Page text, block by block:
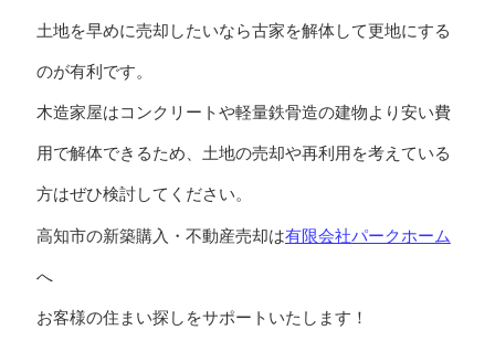
土地を早めに売却したいなら古家を解体して更地にする
のが有利です。
木造家屋はコンクリートや軽量鉄骨造の建物より安い費
用で解体できるため、土地の売却や再利用を考えている
方はぜひ検討してください。
高知市の新築購入・不動産売却は有限会社パークホーム
へ
お客様の住まい探しをサポートいたします！